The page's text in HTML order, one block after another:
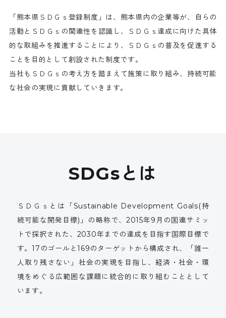
「熊本県ＳＤＧｓ登録制度」は、熊本県内の企業等が、自らの
活動とＳＤＧｓの関連性を認識し、ＳＤＧｓ達成に向けた具体
的な取組みを推進することにより、ＳＤＧｓの普及を促進する
ことを目的として創設された制度です。
当社もＳＤＧｓの考え方を踏まえて施策に取り組み、持続可能
な社会の実現に貢献していきます。
SDGsとは
ＳＤＧｓとは「Sustainable Development Goals(持
続可能な開発目標)」の略称で、2015年9月の国連サミッ
トで採択された、2030年までの達成を目指す国際目標で
す。17のゴールと169のターゲットから構成され、「誰一
人取り残さない」社会の実現を目指し、経済・社会・環
境をめぐる広範囲な課題に統合的に取り組むこととして
います。